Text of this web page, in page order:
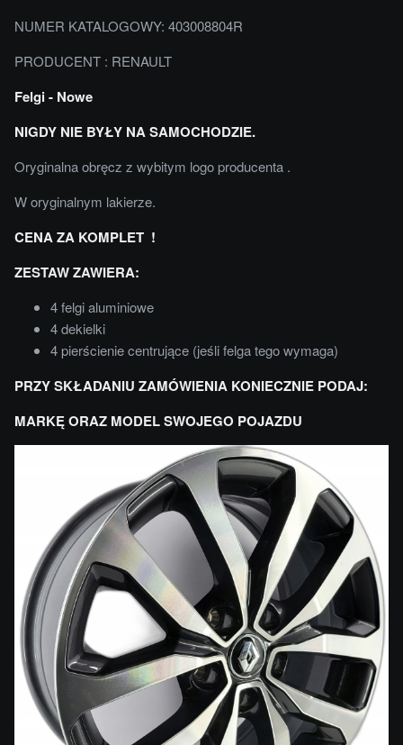
NUMER KATALOGOWY: 403008804R
PRODUCENT : RENAULT
Felgi - Nowe
NIGDY NIE BYŁY NA SAMOCHODZIE.
Oryginalna obręcz z wybitym logo producenta .
W oryginalnym lakierze.
CENA ZA KOMPLET !
ZESTAW ZAWIERA:
4 felgi aluminiowe
4 dekielki
4 pierścienie centrujące (jeśli felga tego wymaga)
PRZY SKŁADANIU ZAMÓWIENIA KONIECZNIE PODAJ:
MARKĘ ORAZ MODEL SWOJEGO POJAZDU